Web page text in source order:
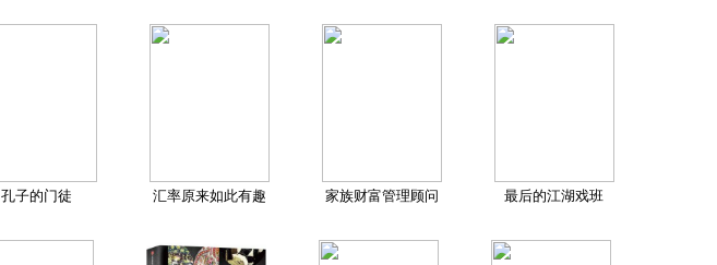
孔子的门徒 汇率原来如此有趣 家族财富管理顾问 最后的江湖戏班